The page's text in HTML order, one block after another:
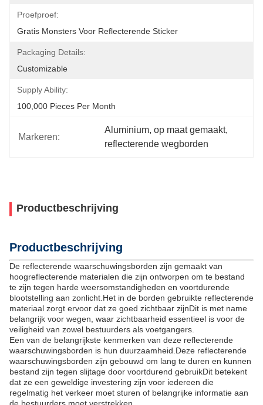
Proefproef:
Gratis Monsters Voor Reflecterende Sticker
Packaging Details:
Customizable
Supply Ability:
100,000 Pieces Per Month
Markeren:
Aluminium, op maat gemaakt,
reflecterende wegborden
Productbeschrijving
Productbeschrijving
De reflecterende waarschuwingsborden zijn gemaakt van
hoogreflecterende materialen die zijn ontworpen om te bestand
te zijn tegen harde weersomstandigheden en voortdurende
blootstelling aan zonlicht.Het in de borden gebruikte reflecterende
materiaal zorgt ervoor dat ze goed zichtbaar zijnDit is met name
belangrijk voor wegen, waar zichtbaarheid essentieel is voor de
veiligheid van zowel bestuurders als voetgangers.
Een van de belangrijkste kenmerken van deze reflecterende
waarschuwingsborden is hun duurzaamheid.Deze reflecterende
waarschuwingsborden zijn gebouwd om lang te duren en kunnen
bestand zijn tegen slijtage door voortdurend gebruikDit betekent
dat ze een geweldige investering zijn voor iedereen die
regelmatig het verkeer moet sturen of belangrijke informatie aan